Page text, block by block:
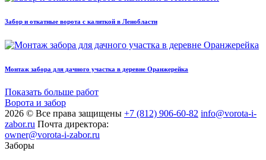
Забор и откатные ворота с калиткой в Ленобласти
Монтаж забора для дачного участка в деревне Оранжерейка
Показать больше работ
Ворота и забор
2026 © Все права защищены +7 (812) 906-60-82 info@vorota-i-
zabor.ru Почта директора:
owner@vorota-i-zabor.ru
Заборы